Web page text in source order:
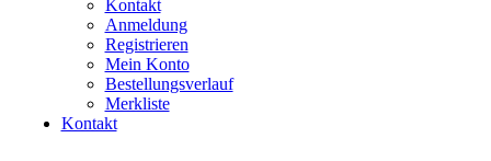
Kontakt
Anmeldung
Registrieren
Mein Konto
Bestellungsverlauf
Merkliste
Kontakt